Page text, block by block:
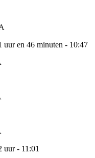
uur en 46 minuten - 10:47
uur- 11:01